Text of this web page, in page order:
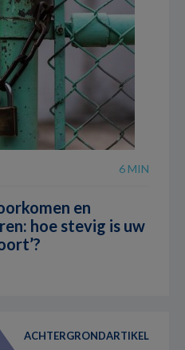
6 MIN
en
hoe stevig is uw
ACHTERGRONDARTIKEL